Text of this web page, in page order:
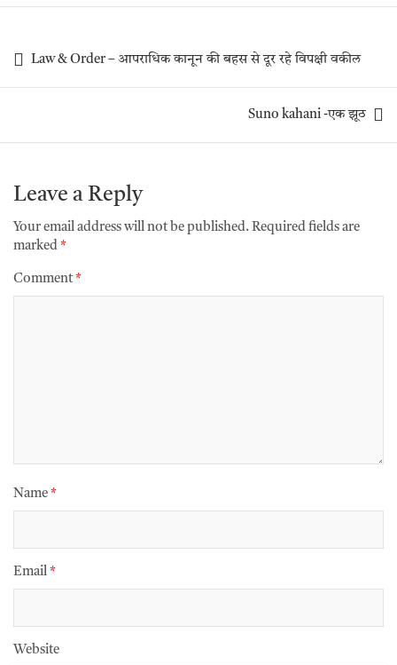
Law & Order – आपराधिक कानून की बहस से दूर रहे विपक्षी वकील
Suno kahani -एक झूठ
Leave a Reply
Your email address will not be published. Required fields are
marked *
Comment *
Name *
Email *
Website